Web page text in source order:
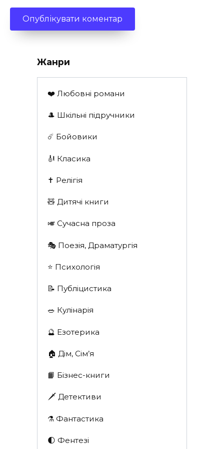
Жанри
❤️ Любовні романи
🎩 Шкільні підручники
☄️ Бойовики
🎻 Класика
✝️ Релігія
🧸 Дитячі книги
🎺 Сучасна проза
🎭 Поезія, Драматургія
⭐️ Психологія
📝 Публіцистика
🥗 Кулінарія
🔮 Езотерика
🏠 Дім, Сім’я
📙 Бізнес-книги
🗡 Детективи
⚗️ Фантастика
🌓 Фентезі